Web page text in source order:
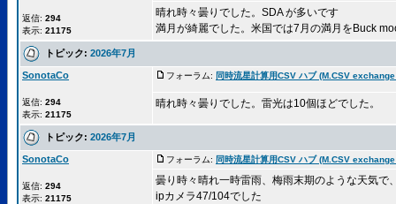
返信: 294
表示: 21175
晴れ時々曇りでした。SDA が多いです
満月が綺麗でした。米国では7月の満月をBuck
トピック: 2026年7月
SonotaCo
返信: 294
表示: 21175
フォーラム: 同時流星計算用CSV ハブ (M.CSV
晴れ時々曇りでした。雷光は10個ほどでした。
トピック: 2026年7月
SonotaCo
返信: 294
表示: 21175
フォーラム: 同時流星計算用CSV ハブ (M.CSV
曇り時々晴れ一時雷雨、梅雨末期のような天気で
ipカメラ47/104でした